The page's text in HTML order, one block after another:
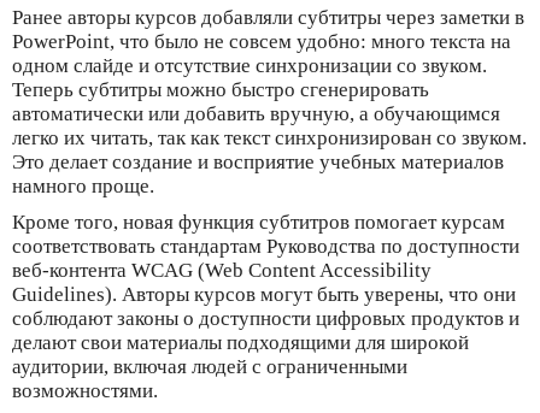
Ранее авторы курсов добавляли субтитры через заметки в
PowerPoint, что было не совсем удобно: много текста на
одном слайде и отсутствие синхронизации со звуком.
Теперь субтитры можно быстро сгенерировать
автоматически или добавить вручную, а обучающимся
легко их читать, так как текст синхронизирован со звуком.
Это делает создание и восприятие учебных материалов
намного проще.
Кроме того, новая функция субтитров помогает курсам
соответствовать стандартам Руководства по доступности
веб-контента WCAG (Web Content Accessibility
Guidelines). Авторы курсов могут быть уверены, что они
соблюдают законы о доступности цифровых продуктов и
делают свои материалы подходящими для широкой
аудитории, включая людей с ограниченными
возможностями.